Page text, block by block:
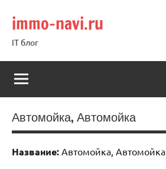
содержимому
immo-navi.ru
IT блог
Автомойка, Автомойка
Название: Автомойка, Автомойка